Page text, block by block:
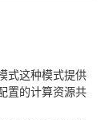
式这种模式提供
置的计算资源共